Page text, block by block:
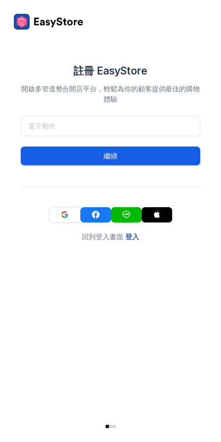
註冊 EasyStore
開啟多管道整合開店平台，輕鬆為你的顧客提供最佳的購物
體驗
繼續
回到登入畫面 登入